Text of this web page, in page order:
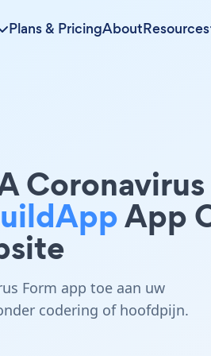
Plans & PricingAboutResources
Coronavirus
App
Form app toe aan uw
codering of hoofdpijn.